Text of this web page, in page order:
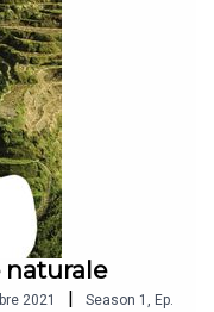
naturale
2021 | Season 1
Ep.